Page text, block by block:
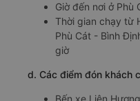
Giờ đến nơi ở Phù
Thời gian chạy từ
Phù Cát - Bình
giờ
d. Các điểm đón khách